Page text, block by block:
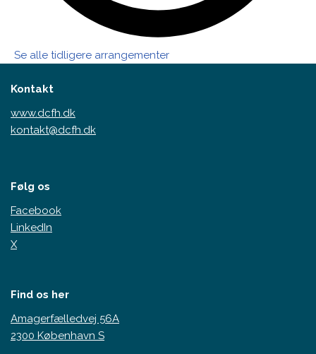
Se alle tidligere arrangementer
Kontakt
www.dcfh.dk
kontakt@dcfh.dk
Følg os
Facebook
LinkedIn
X
Find os her
Amagerfælledvej 56A
2300 København S